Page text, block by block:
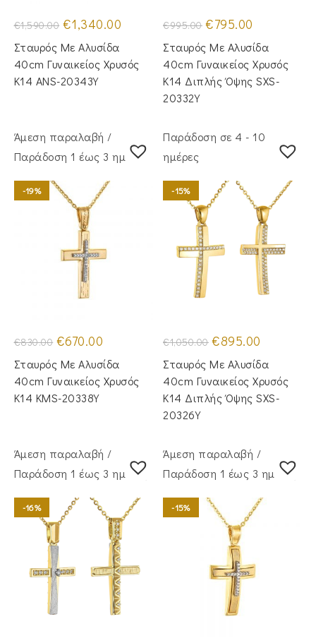
€1,590.00 Original
price
was:
€1,590.00.
€1,340.00 τρέχουσα
€1,340.00.
Σταυρός Με Αλυσίδα
40cm Γυναικείος Χρυσός
Κ14 ANS-20343Y
€995.00 Original
price
was:
€995.00.
€795.00
τιμή
είναι:
€795.00.
Σταυρός Με Αλυσίδα
40cm Γυναικείος Χρυσός
Κ14 Διπλής Όψης SXS-
20332Y
Άμεση παραλαβή /
Παράδoση 1 έως 3 ημέρες
-19%
€830.00 Original
price
was:
€830.00.
€670.00
τιμή
είναι:
€670.00.
Σταυρός Με Αλυσίδα
40cm Γυναικείος Χρυσός
Κ14 KMS-20338Y
Παράδοση σε 4 - 10
ημέρες
-15%
€1,050.00 Original
price
was:
€1,050.00.
€895.00
τιμή
είναι:
€895.00.
Σταυρός Με Αλυσίδα
40cm Γυναικείος Χρυσός
Κ14 Διπλής Όψης SXS-
20326Y
Άμεση παραλαβή /
Παράδoση 1 έως 3 ημέρες
-16%
Άμεση παραλαβή /
Παράδoση 1 έως 3 ημέρες
-15%